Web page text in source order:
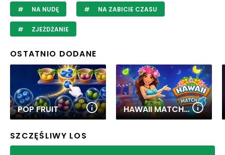
NA NUDĘ NA ZABICIE CZASU
ZJEŻDŻANIE
OSTATNIO DODANE
POP FRUIT HAWAII MATCH 6
SZCZĘŚLIWY LOS